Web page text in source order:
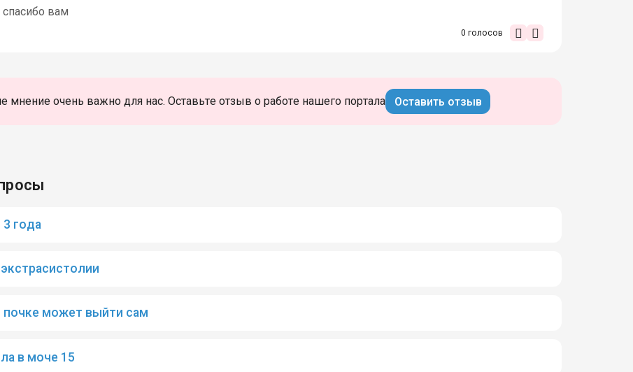
спасибо вам
0 голосов
мнение очень важно для нас. Оставьте отзыв о работе нашего портала Оставить отзыв
года
почке может выйти сам
в моче 15